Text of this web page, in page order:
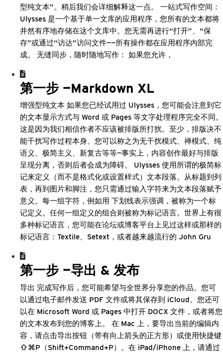
型纯文本”。稍后我们会详细解释这一点。 一站式写作空间：
Ulysses 是一个基于单一文库的应用程序，您所有的文本都将
井然有序地存储在这个文库中。您无需再进行“打开”、“保
存”或通过“访达”访问文件——所有操作都在应用程序内部完
成。 无缝同步，随时随地写作： 如果您允许，
第一步 —Markdown XL
增强型纯文本 如果您已经试用过 Ulysses，您可能会注意到它
的文本显示方式与 Word 或 Pages 等文字处理程序完全不同。
这是因为我们相信作者不应该被排版所打扰。至少，排版决不
能干扰写作过程本身。您可以称之为无干扰模式、禅模式、纯
语义、极简主义、新复古等等—事实上，内容创作最好与排版
呈现分离，否则后者会成为障碍。 Ulysses 使用所谓的极简标
记来定义（而不是格式化或设置样式）文本段落。从标题到列
表，再到图片和脚注，您只需通过输入字符来为文本段落赋予
意义。每一组字符，例如用 下划线表示强调，被称为一个标
记定义。任何一组定义的组合则被称为标记语言。世界上有很
多种标记语言，您可能在论坛或博客平台上见过这样或那样的
标记语言：Textile、Setext，或者越来越流行的 John Gru
第一步 —导出 & 发布
导出 完成写作后，您可能希望与全世界分享您的作品。您可
以通过电子邮件发送 PDF 文件或将其保存到 iCloud。您还可
以在 Microsoft Word 或 Pages 中打开 DOCX 文件，或者将您
的文本发布到您的博客上。 在 Mac 上，要导出当前的编辑内
容，请点击导出按钮（带有向上箭头的正方形）或使用快捷键
⇧⌘P（Shift+Command+P）。在 iPad/iPhone 上，请通过